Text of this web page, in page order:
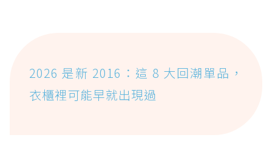
2026 是新 2016：這 8 大回潮單品，
衣櫃裡可能早就出現過